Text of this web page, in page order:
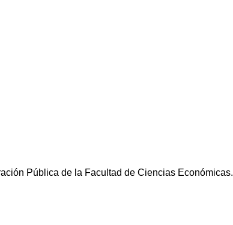
Pública de la Facultad de Ciencias Económicas.